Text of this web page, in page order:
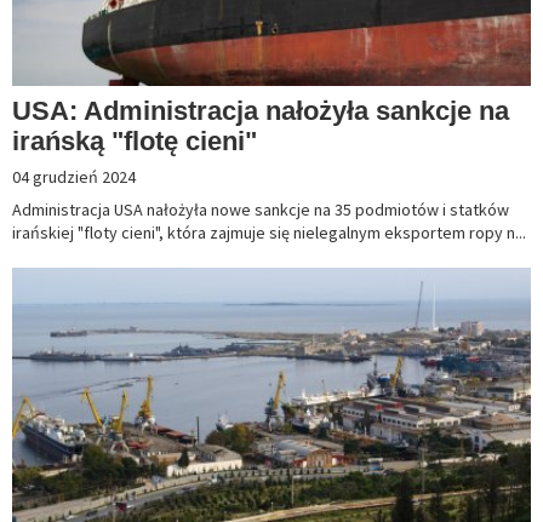
USA: Administracja nałożyła sankcje na
irańską "flotę cieni"
04 grudzień 2024
Administracja USA nałożyła nowe sankcje na 35 podmiotów i statków
irańskiej "floty cieni", która zajmuje się nielegalnym eksportem ropy n...